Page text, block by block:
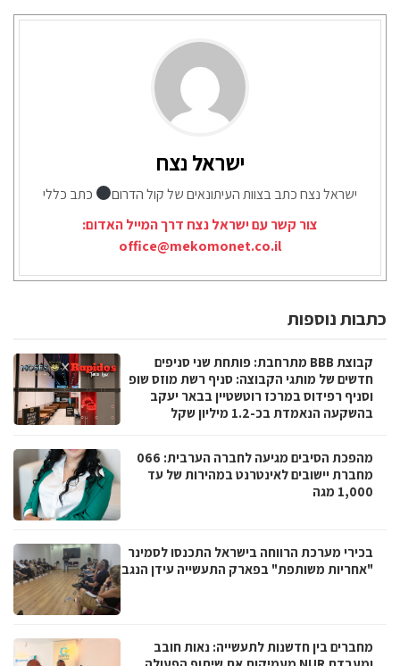
ישראל נצח
ישראל נצח כתב בצוות העיתונאים של קול הדרום
כתב כללי
צור קשר עם ישראל נצח דרך המייל האדום:
office@mekomonet.co.il
כתבות נוספות
קבוצת BBB מתרחבת: פותחת שני סניפים
חדשים של מותגי הקבוצה: סניף רשת מוזס שופ
וסניף רפידוס במרכז רוטשטיין בבאר יעקב
בהשקעה הנאמדת בכ-1.2 מיליון שקל
מהפכת הסיבים מגיעה לחברה הערבית: 066
מחברת יישובים לאינטרנט במהירות של עד
1,000 מגה
בכירי מערכת הרווחה בישראל התכנסו לסמינר
"אחריות משותפת" בפארק התעשייה עידן הנגב
מחברים בין חדשנות לתעשייה: נאות חובב